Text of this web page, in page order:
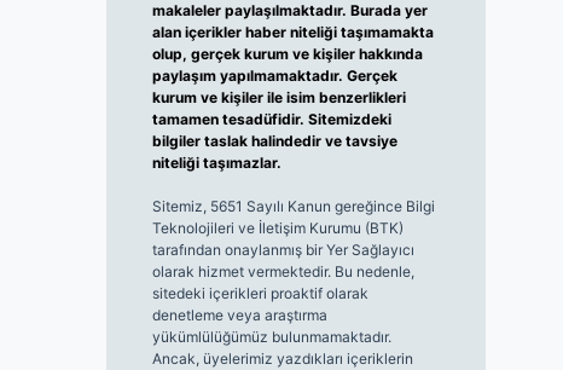
makaleler paylaşılmaktadır. Burada yer
alan içerikler haber niteliği taşımamakta
olup, gerçek kurum ve kişiler hakkında
paylaşım yapılmamaktadır. Gerçek
kurum ve kişiler ile isim benzerlikleri
tamamen tesadüfidir. Sitemizdeki
bilgiler taslak halindedir ve tavsiye
niteliği taşımazlar.
Sitemiz, 5651 Sayılı Kanun gereğince Bilgi
Teknolojileri ve İletişim Kurumu (BTK)
tarafından onaylanmış bir Yer Sağlayıcı
olarak hizmet vermektedir. Bu nedenle,
sitedeki içerikleri proaktif olarak
denetleme veya araştırma
yükümlülüğümüz bulunmamaktadır.
Ancak, üyelerimiz yazdıkları içeriklerin